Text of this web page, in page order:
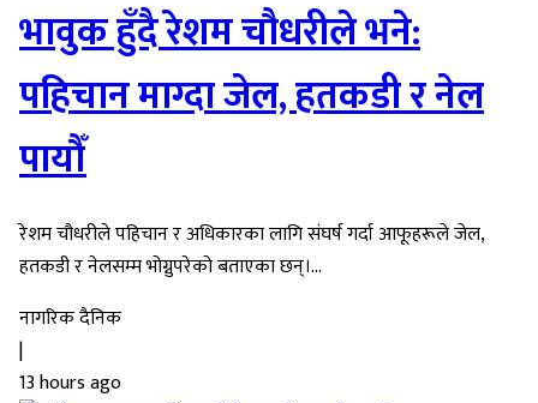
भावुक हुँदै रेशम चौधरीले भने:
पहिचान माग्दा जेल, हतकडी र नेल
पायौँ
रेशम चौधरीले पहिचान र अधिकारका लागि संघर्ष गर्दा आफूहरूले जेल,
हतकडी र नेलसम्म भोग्नुपरेको बताएका छन्।...
नागरिक दैनिक
|
13 hours ago